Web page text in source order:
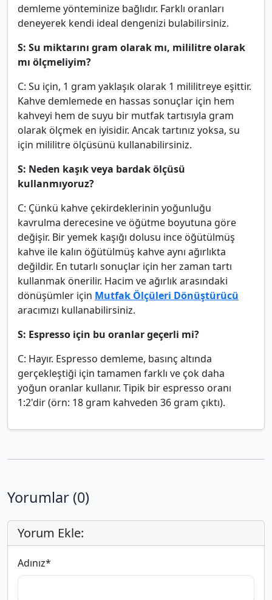
demleme yönteminize bağlıdır. Farklı oranları
deneyerek kendi ideal dengenizi bulabilirsiniz.
S: Su miktarını gram olarak mı, mililitre olarak
mı ölçmeliyim?
C: Su için, 1 gram yaklaşık olarak 1 mililitreye eşittir.
Kahve demlemede en hassas sonuçlar için hem
kahveyi hem de suyu bir mutfak tartısıyla gram
olarak ölçmek en iyisidir. Ancak tartınız yoksa, su
için mililitre ölçüsünü kullanabilirsiniz.
S: Neden kaşık veya bardak ölçüsü
kullanmıyoruz?
C: Çünkü kahve çekirdeklerinin yoğunluğu
kavrulma derecesine ve öğütme boyutuna göre
değişir. Bir yemek kaşığı dolusu ince öğütülmüş
kahve ile kalın öğütülmüş kahve aynı ağırlıkta
değildir. En tutarlı sonuçlar için her zaman tartı
kullanmak önerilir. Hacim ve ağırlık arasındaki
dönüşümler için Mutfak Ölçüleri Dönüştürücü
aracımızı kullanabilirsiniz.
S: Espresso için bu oranlar geçerli mi?
C: Hayır. Espresso demleme, basınç altında
gerçekleştiği için tamamen farklı ve çok daha
yoğun oranlar kullanır. Tipik bir espresso oranı
1:2'dir (örn: 18 gram kahveden 36 gram çıktı).
Yorumlar (0)
Yorum Ekle:
Adınız*